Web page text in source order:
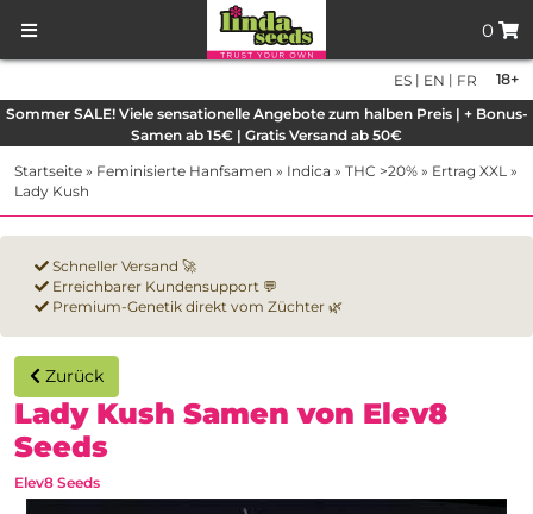
0
18+
ES | EN | FR
Sommer SALE! Viele sensationelle Angebote zum halben Preis | + Bonus-
Samen ab 15€ | Gratis Versand ab 50€
Startseite » Feminisierte Hanfsamen » Indica » THC >20% » Ertrag XXL »
Lady Kush
Schneller Versand 🚀
Erreichbarer Kundensupport 💬
Premium-Genetik direkt vom Züchter 🌿
Zurück
Lady Kush Samen von Elev8
Seeds
Elev8 Seeds